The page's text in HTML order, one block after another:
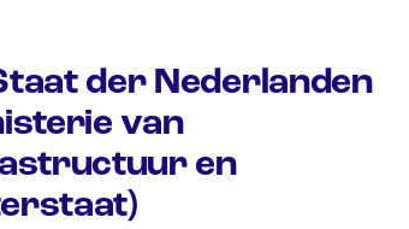
der Nederlanden
van
en